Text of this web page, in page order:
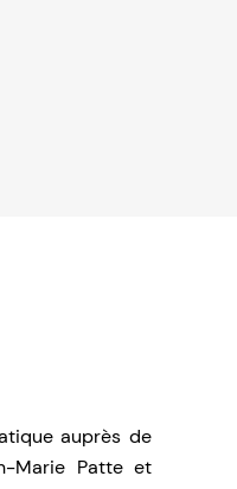
auprès de
Marie Patte et